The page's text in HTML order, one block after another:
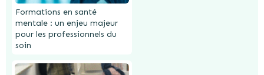
Formations en santé
mentale : un enjeu majeur
pour les professionnels du
soin